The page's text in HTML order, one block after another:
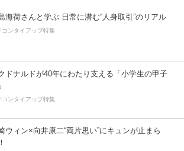
海荷さんと学ぶ 日常に潜む“人身取引”のリアル
コンタイアップ特集
ドナルドが40年にわたり支える「小学生の甲子
コンタイアップ特集
ウィン×向井康二“両片思い”にキュンが止まら